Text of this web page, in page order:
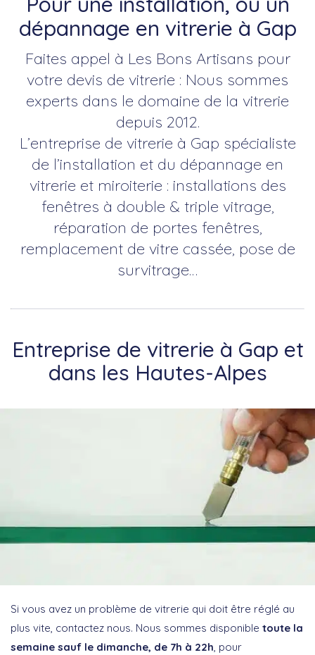
dépannage en vitrerie à Gap
Faites appel à Les Bons Artisans pour
votre devis de vitrerie : Nous sommes
experts dans le domaine de la vitrerie
depuis 2012.
L’entreprise de vitrerie à Gap spécialiste
de l’installation et du dépannage en
vitrerie et miroiterie : installations des
fenêtres à double & triple vitrage,
réparation de portes fenêtres,
remplacement de vitre cassée, pose de
survitrage…
Entreprise de vitrerie à Gap et
dans les Hautes-Alpes
Si vous avez un problème de vitrerie qui doit être réglé au
plus vite, contactez nous. Nous sommes disponible toute la
semaine sauf le dimanche, de 7h à 22h, pour